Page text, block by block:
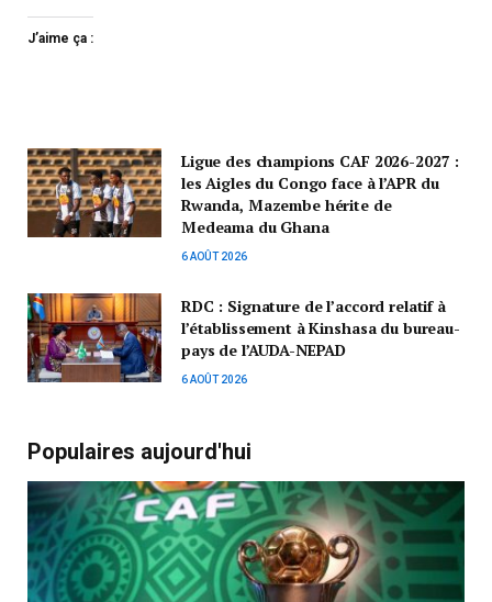
J’aime ça :
Ligue des champions CAF 2026-2027 :
les Aigles du Congo face à l’APR du
Rwanda, Mazembe hérite de
Medeama du Ghana
6 AOÛT 2026
RDC : Signature de l’accord relatif à
l’établissement à Kinshasa du bureau-
pays de l’AUDA-NEPAD
6 AOÛT 2026
Populaires aujourd'hui